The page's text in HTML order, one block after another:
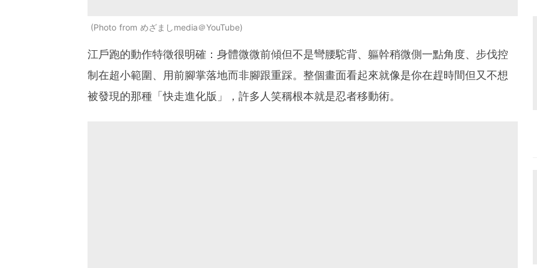
Photo from めざましmedia＠YouTube
江戶跑的動作特徵很明確：身體微微前傾但不是彎腰駝背、軀幹稍微側一點角度、步伐控
制在超小範圍、用前腳掌落地而非腳跟重踩。整個畫面看起來就像是你在趕時間但又不想
被發現的那種「快走進化版」，許多人笑稱根本就是忍者移動術。